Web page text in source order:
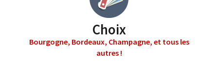
Choix
Bourgogne, Bordeaux, Champagne, et tous les
autres !